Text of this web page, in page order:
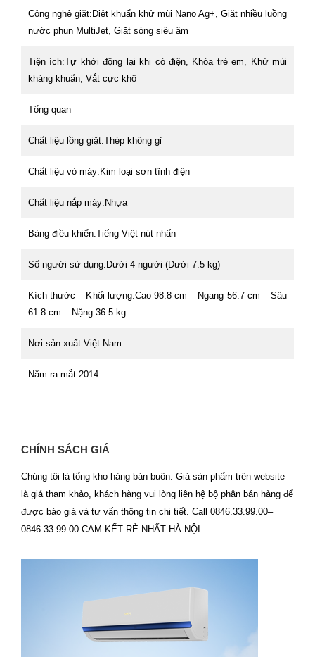
Công nghệ giặt: Diệt khuẩn khử mùi Nano Ag+, Giặt nhiều luồng
nước phun MultiJet, Giặt sóng siêu âm
Tiện ích:Tự khởi động lại khi có điện, Khóa trẻ em, Khử mùi
kháng khuẩn, Vắt cực khô
Tổng quan
Chất liệu lồng giặt:Thép không gỉ
Chất liệu vỏ máy: Kim loại sơn tĩnh điện
Chất liệu nắp máy: Nhựa
Bảng điều khiển:Tiếng Việt nút nhấn
Số người sử dụng: Dưới 4 người (Dưới 7.5 kg)
Kích thước – Khối lượng:Cao 98.8 cm – Ngang 56.7 cm – Sâu
61.8 cm – Nặng 36.5 kg
Nơi sản xuất:Việt Nam
Năm ra mắt:2014
CHÍNH SÁCH GIÁ
Chúng tôi là tổng kho hàng bán buôn. Giá sản phẩm trên website
là giá tham khảo, khách hàng vui lòng liên hệ bộ phân bán hàng để
được báo giá và tư vấn thông tin chi tiết. Call 0846.33.99.00–
0846.33.99.00 CAM KẾT RẺ NHẤT HÀ NỘI.